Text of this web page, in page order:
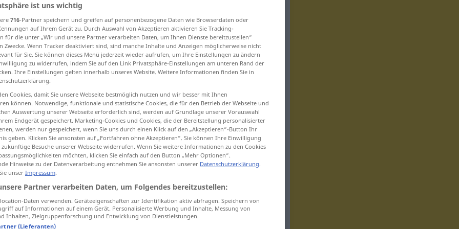
klatschenTakt
etwasan dieWandklatschen
ist uns wichtig
716-Partner speichern und greifen auf personenbezogene Daten wie Browserdaten oder
auf Ihrem Gerät zu. Durch Auswahl von Akzeptieren aktivieren Sie Tracking-
für die unter „Wir und unsere Partner verarbeiten Daten, um Ihnen Dienste bereitzustellen“
Zwecke. Wenn Tracker deaktiviert sind, sind manche Inhalte und Anzeigen möglicherweise nicht
für Sie. Sie können dieses Menü jederzeit wieder aufrufen, um Ihre Einstellungen zu ändern
zu widerrufen, indem Sie auf den Link Privatsphäre-Einstellungen am unteren Rand der
Ihre Einstellungen gelten innerhalb unseres Website. Weitere Informationen finden Sie in
Cookies, damit Sie unsere Webseite bestmöglich nutzen und wir besser mit Ihnen
können. Notwendige, funktionale und statistische Cookies, die für den Betrieb der Webseite und
Auswertung unserer Webseite erforderlich sind, werden auf Grundlage unserer Vorauswahl
Endgerät gespeichert. Marketing-Cookies und Cookies, die der Bereitstellung personalisierter
werden nur gespeichert, wenn Sie uns durch einen Klick auf den „Akzeptieren“-Button Ihr
geben. Klicken Sie ansonsten auf „Fortfahren ohne Akzeptieren“. Sie können Ihre Einwilligung
Besuche unserer Webseite widerrufen. Wenn Sie weitere Informationen zu den Cookies
möchten, klicken Sie einfach auf den Button „Mehr Optionen“.
Hinweise zu der Datenverarbeitung entnehmen Sie ansonsten unserer Datenschutzerklärung.
unser Impressum.
Partner verarbeiten Daten, um Folgendes bereitzustellen:
Daten verwenden. Geräteeigenschaften zur Identifikation aktiv abfragen. Speichern von
auf Informationen auf einem Gerät. Personalisierte Werbung und Inhalte, Messung von
Inhalten, Zielgruppenforschung und Entwicklung von Dienstleistungen.
(Lieferanten)